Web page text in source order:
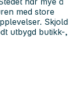
med store
Skjold
utbygd butikk-,